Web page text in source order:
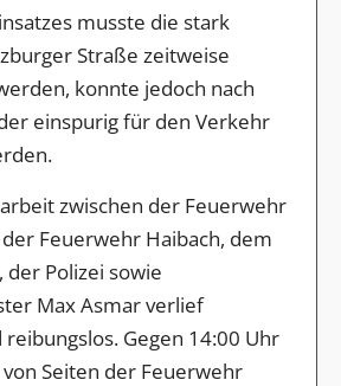
musste die stark
Straße zeitweise
konnte jedoch nach
einspurig für den Verkehr
zwischen der Feuerwehr
Feuerwehr Haibach, dem
Polizei sowie
Max Asmar verlief
Gegen 14:00 Uhr
Seiten der Feuerwehr